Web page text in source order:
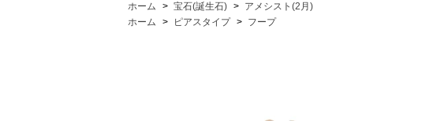
ホーム
宝石(誕生石)
アメシスト(2月)
ホーム
ピアスタイプ フープ